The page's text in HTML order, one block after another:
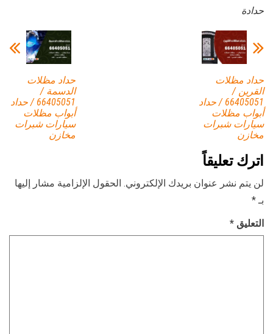
حدادة
حداد مظلات
الدسمة /
66405051 / حداد
أبواب مظلات
سيارات شبرات
مخازن
حداد مظلات
القرين /
66405051 / حداد
أبواب مظلات
سيارات شبرات
مخازن
اترك تعليقاً
لن يتم نشر عنوان بريدك الإلكتروني. الحقول الإلزامية مشار إليها
بـ*
التعليق *